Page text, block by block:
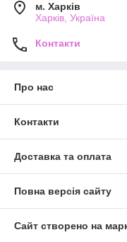
м. Харків
Харків, Україна
Контакти
Про нас
Контакти
Доставка та оплата
Повна версія сайту
Сайт створено на